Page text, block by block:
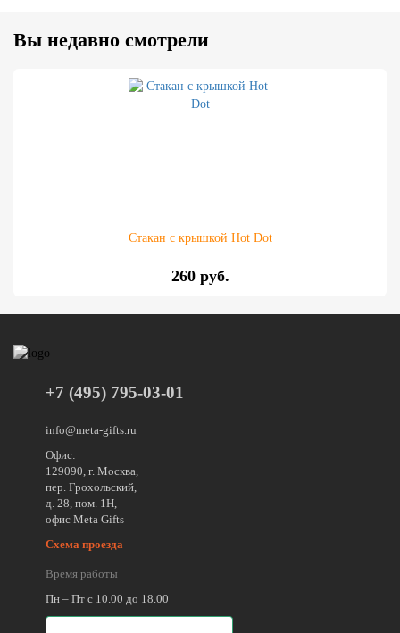
Вы недавно смотрели
Стакан с крышкой Hot Dot
260 руб.
+7 (495) 795-03-01
info@meta-gifts.ru
Офис:
129090, г. Москва,
пер. Грохольский,
д. 28, пом. 1Н,
офис Meta Gifts
Схема проезда
Время работы
Пн – Пт с 10.00 до 18.00